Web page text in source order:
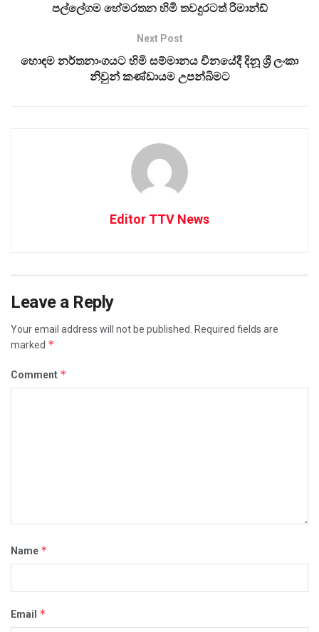
පල්ලේගම හේමරතන හිමි තවදුරටත් රිමාන්ඩ්
Next Post
හොඳම නර්ත­නාං­ග­යට හිමි සම්මා­නය චීන­යේදී දිනූ ශ්‍රී ලංකා
නිවුන් කණ්ඩා­යම උප­න්බි­මට
Editor TTV News
Leave a Reply
Your email address will not be published.
Required fields are
marked *
Comment *
Name *
Email *